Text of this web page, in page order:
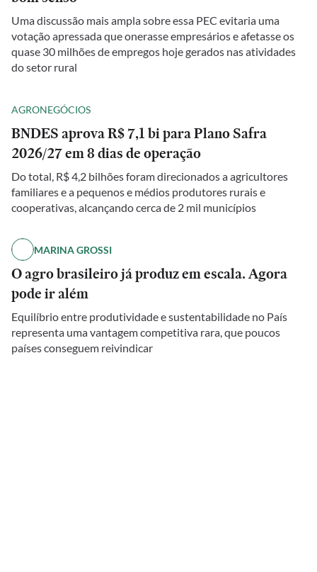
Uma discussão mais ampla sobre essa PEC evitaria uma
votação apressada que onerasse empresários e afetasse os
quase 30 milhões de empregos hoje gerados nas atividades
do setor rural
AGRONEGÓCIOS
BNDES aprova R$ 7,1 bi para Plano Safra
2026/27 em 8 dias de operação
Do total, R$ 4,2 bilhões foram direcionados a agricultores
familiares e a pequenos e médios produtores rurais e
cooperativas, alcançando cerca de 2 mil municípios
MARINA GROSSI
O agro brasileiro já produz em escala. Agora
pode ir além
Equilíbrio entre produtividade e sustentabilidade no País
representa uma vantagem competitiva rara, que poucos
países conseguem reivindicar